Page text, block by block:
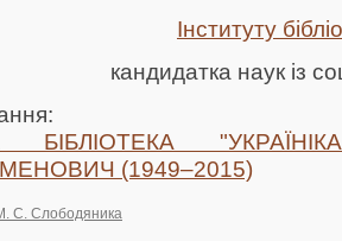
Інституту
кандидатка наук із
БІБЛІОТЕКА
(1949–2015)
С. Слободяника